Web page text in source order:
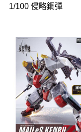
1/100 侵略鋼彈